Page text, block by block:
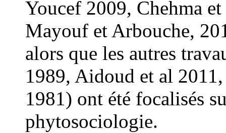
Youcef 2009, Chehma
Mayouf et Arbouche,
alors que les autres
1989, Aidoud et al
1981) ont été focalisés
phytosociologie.